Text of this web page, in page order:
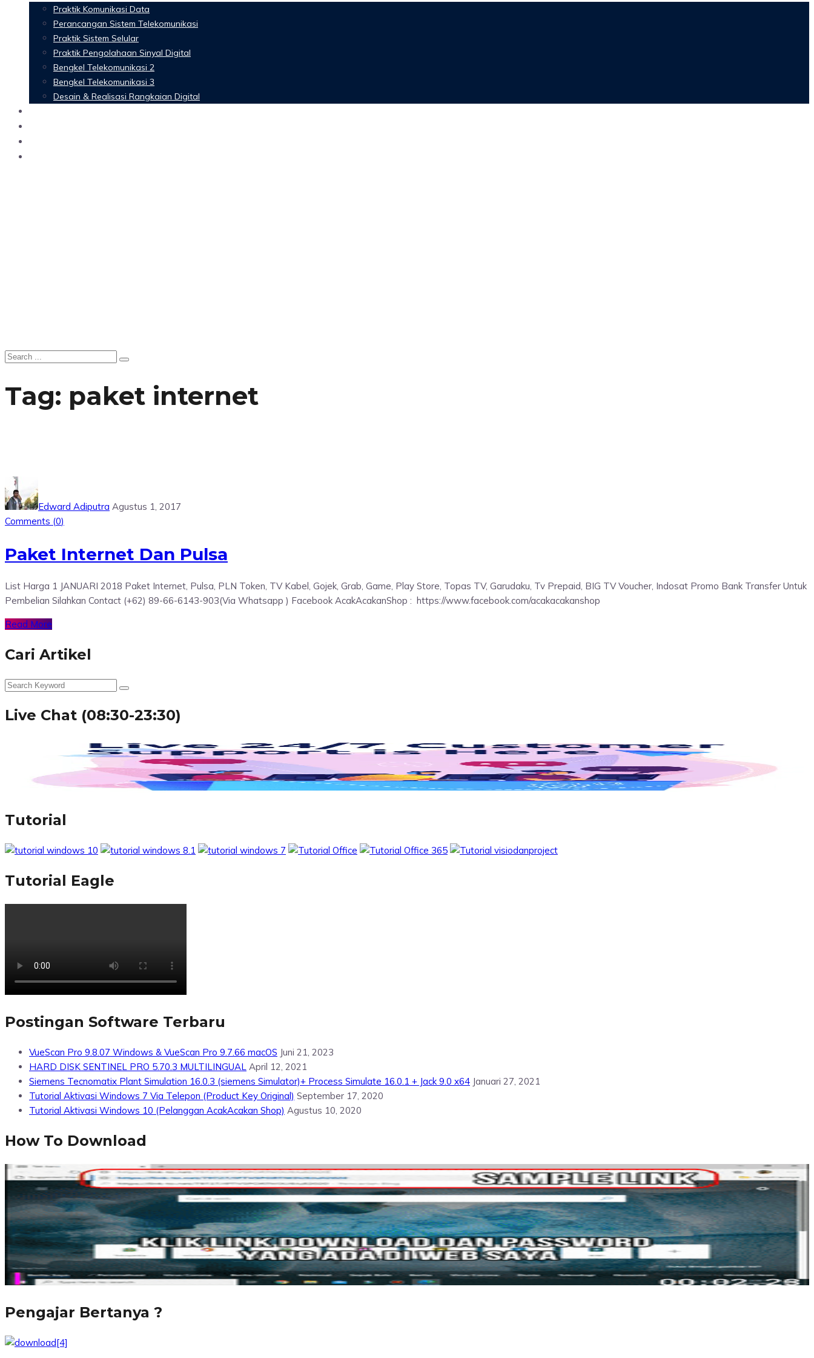
Praktik Komunikasi Data
Perancangan Sistem Telekomunikasi
Praktik Sistem Selular
Praktik Pengolahaan Sinyal Digital
Bengkel Telekomunikasi 2
Bengkel Telekomunikasi 3
Desain & Realisasi Rangkaian Digital
Tag: paket internet
Edward Adiputra Agustus 1, 2017
Comments (0)
Paket Internet Dan Pulsa
List Harga 1 JANUARI 2018 Paket Internet, Pulsa, PLN Token, TV Kabel, Gojek, Grab, Game, Play Store, Topas TV, Garudaku, Tv Prepaid, BIG TV Voucher, Indosat Promo Bank Transfer Untuk
Pembelian Silahkan Contact (+62) 89-66-6143-903(Via Whatsapp ) Facebook AcakAcakanShop : https://www.facebook.com/acakacakanshop
Read More
Cari Artikel
Live Chat (08:30-23:30)
Tutorial
Tutorial Eagle
Postingan Software Terbaru
VueScan Pro 9.8.07 Windows & VueScan Pro 9.7.66 macOS Juni 21, 2023
HARD DISK SENTINEL PRO 5.70.3 MULTILINGUAL April 12, 2021
Siemens Tecnomatix Plant Simulation 16.0.3 (siemens Simulator)+ Process Simulate 16.0.1 + Jack 9.0 x64 Januari 27, 2021
Tutorial Aktivasi Windows 7 Via Telepon (Product Key Original) September 17, 2020
Tutorial Aktivasi Windows 10 (Pelanggan AcakAcakan Shop) Agustus 10, 2020
How To Download
Pengajar Bertanya ?